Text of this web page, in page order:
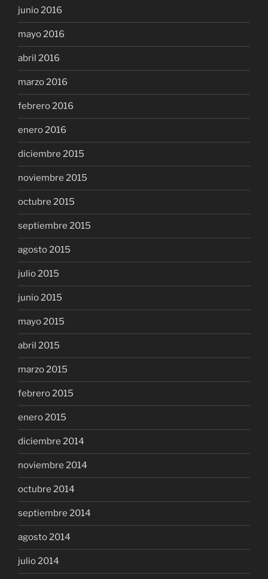
junio 2016
mayo 2016
abril 2016
marzo 2016
febrero 2016
enero 2016
diciembre 2015
noviembre 2015
octubre 2015
septiembre 2015
agosto 2015
julio 2015
junio 2015
mayo 2015
abril 2015
marzo 2015
febrero 2015
enero 2015
diciembre 2014
noviembre 2014
octubre 2014
septiembre 2014
agosto 2014
julio 2014